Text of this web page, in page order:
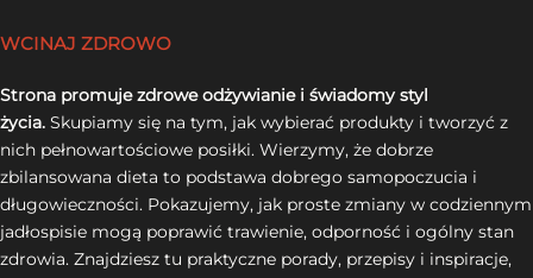
WCINAJ ZDROWO
Strona promuje zdrowe odżywianie i świadomy styl
życia. Skupiamy się na tym, jak wybierać produkty i tworzyć z
nich pełnowartościowe posiłki. Wierzymy, że dobrze
zbilansowana dieta to podstawa dobrego samopoczucia i
długowieczności. Pokazujemy, jak proste zmiany w codziennym
jadłospisie mogą poprawić trawienie, odporność i ogólny stan
zdrowia. Znajdziesz tu praktyczne porady, przepisy i inspiracje,